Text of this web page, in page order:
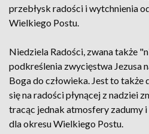
przebłysk radości i wytchnienia
Wielkiego Postu.
Niedziela Radości, zwana także
podkreślenia zwycięstwa Jezusa
Boga do człowieka. Jest to
się na radości płynącej z nadziei
tracąc jednak atmosfery zadumy
dla okresu Wielkiego Postu.